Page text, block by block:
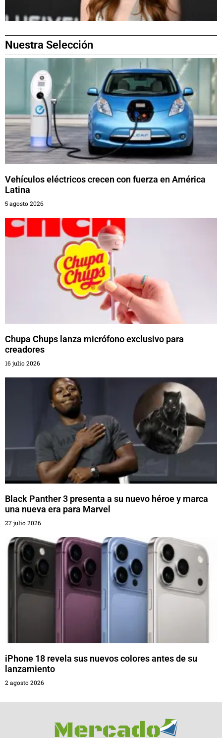
Nuestra Selección
Vehículos eléctricos crecen con fuerza en América
Latina
5 agosto 2026
Chupa Chups lanza micrófono exclusivo para
creadores
16 julio 2026
Black Panther 3 presenta a su nuevo héroe y marca
una nueva era para Marvel
27 julio 2026
iPhone 18 revela sus nuevos colores antes de su
lanzamiento
2 agosto 2026